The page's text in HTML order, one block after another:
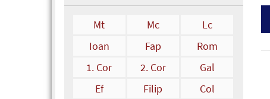
Mt Mc
Lc
Ioan
Fap
Rom
1. Cor
2. Cor
Gal
Ef
Filip
Col